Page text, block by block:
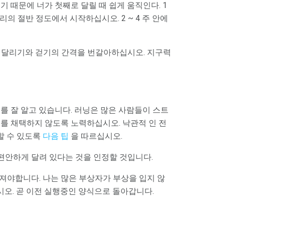
때문에 너가 첫째로 달릴 때 쉽게 움직인다. 1
의 절반 정도에서 시작하십시오. 2 ~ 4 주 안에
리기와 걷기의 간격을 번갈아하십시오. 지구력
잘 알고 있습니다. 러닝은 많은 사람들이 스트
채택하지 않도록 노력하십시오. 낙관적 인 전
수 있도록 다음 팁 을 따르십시오.
하게 달려 있다는 것을 인정할 것입니다.
야합니다. 나는 많은 부상자가 부상을 입지 않
. 곧 이전 실행중인 양식으로 돌아갑니다.